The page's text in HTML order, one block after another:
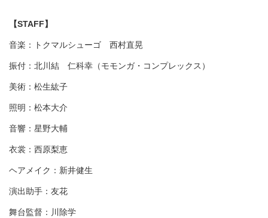
【STAFF】
音楽：トクマルシューゴ 西村直晃
振付：北川結 仁科幸（モモンガ・コンプレックス）
美術：松生紘子
照明：松本大介
音響：星野大輔
衣裳：西原梨恵
ヘアメイク：新井健生
演出助手：友花
舞台監督：川除学